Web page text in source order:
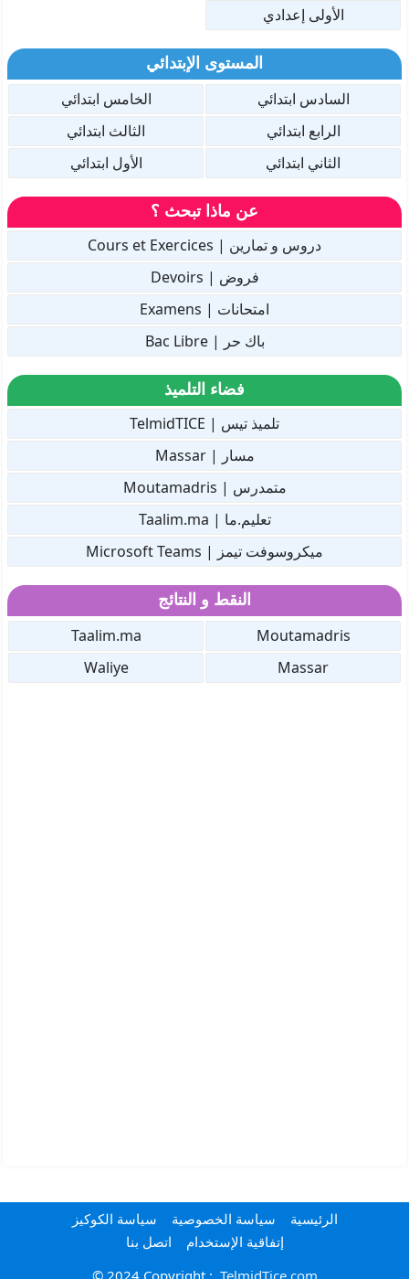
الأولى إعدادي
المستوى الإبتدائي
السادس ابتدائي
الخامس ابتدائي
الرابع ابتدائي
الثالث ابتدائي
الثاني ابتدائي
الأول ابتدائي
عن ماذا تبحث ؟
دروس و تمارين | Cours et Exercices
فروض | Devoirs
امتحانات | Examens
باك حر | Bac Libre
فضاء التلميذ
تلميذ تيس | TelmidTICE
مسار | Massar
متمدرس | Moutamadris
تعليم.ما | Taalim.ma
ميكروسوفت تيمز | Microsoft Teams
النقط و النتائج
Moutamadris
Taalim.ma
Massar
Waliye
الرئيسية سياسة الخصوصية
سياسة الكوكيز
إتفاقية الإستخدام
اتصل بنا